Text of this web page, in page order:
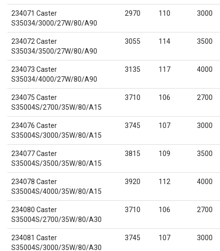
234071 Caster
S35034/3000/27W/80/A90
2970 110 3000
234072 Caster
S35034/3500/27W/80/A90
3055 114 3500
234073 Caster
S35034/4000/27W/80/A90
3135 117 4000
234075 Caster
S35004S/2700/35W/80/A15
3710 106 2700
234076 Caster
S35004S/3000/35W/80/A15
3745 107 3000
234077 Caster
S35004S/3500/35W/80/A15
3815 109 3500
234078 Caster
S35004S/4000/35W/80/A15
3920 112 4000
234080 Caster
S35004S/2700/35W/80/A30
3710 106 2700
234081 Caster
S35004S/3000/35W/80/A30
3745 107 3000